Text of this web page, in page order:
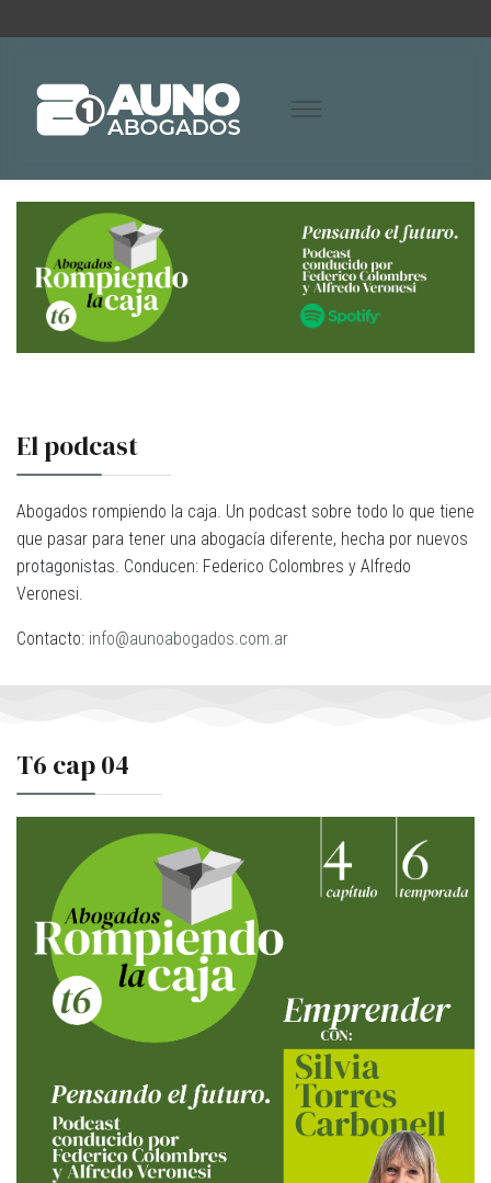
El podcast
Abogados rompiendo la caja. Un podcast sobre todo lo que tiene
que pasar para tener una abogacía diferente, hecha por nuevos
protagonistas. Conducen: Federico Colombres y Alfredo
Veronesi.
Contacto: info@aunoabogados.com.ar
T6 cap 04